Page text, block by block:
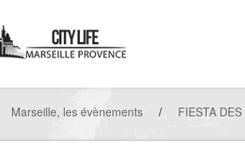
Marseille, les évènements / FIESTA